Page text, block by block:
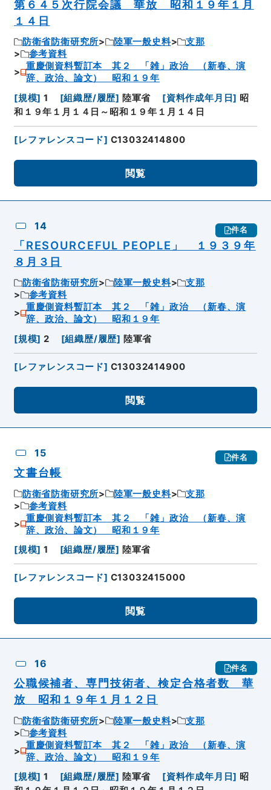
第６４５次行院会議 華放 昭和１９年１月
１４日
防衛省防衛研究所 陸軍一般史料
支那
参考資料
重慶側資料暫訂本 其２ 「雑」政治 （新春、演
辞、政治、論文） 昭和１９年
[規模] 1 [組織歴/履歴] 陸軍省 [資料作成年月日] 昭
和１９年１月１４日～昭和１９年１月１４日
[レファレンスコード] C13032414800
閲覧
14 件名
「RESOURCEFUL PEOPLE」 １９３９年
８月３日
防衛省防衛研究所 陸軍一般史料
支那
参考資料
重慶側資料暫訂本 其２ 「雑」政治 （新春、演
辞、政治、論文） 昭和１９年
[規模] 2 [組織歴/履歴] 陸軍省
[レファレンスコード] C13032414900
閲覧
15 件名
文書台帳
防衛省防衛研究所 陸軍一般史料
支那
参考資料
重慶側資料暫訂本 其２ 「雑」政治 （新春、演
辞、政治、論文） 昭和１９年
[規模] 1 [組織歴/履歴] 陸軍省
[レファレンスコード] C13032415000
閲覧
16 件名
公職候補者、専門技術者、検定合格者数 華
放 昭和１９年１月１２日
防衛省防衛研究所 陸軍一般史料
支那
参考資料
重慶側資料暫訂本 其２ 「雑」政治 （新春、演
辞、政治、論文） 昭和１９年
[規模] 1 [組織歴/履歴] 陸軍省 [資料作成年月日] 昭